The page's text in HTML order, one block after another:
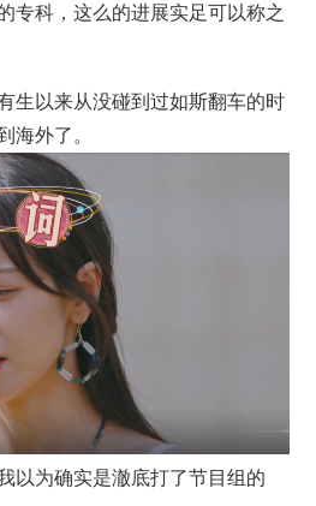
专科，这么的进展实足可以称之
生以来从没碰到过如斯翻车的时
海外了。
以为确实是澈底打了节目组的